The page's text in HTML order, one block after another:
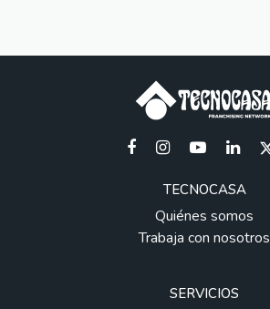
TECNOCASA
Quiénes somos
Trabaja con nosotros
SERVICIOS